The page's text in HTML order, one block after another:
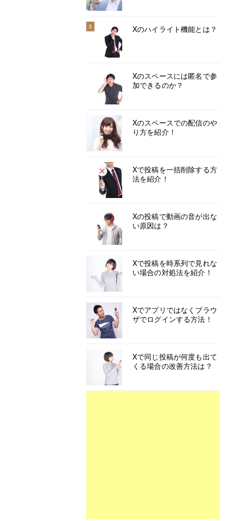
3 Xのハイライト機能とは？
Xのスペースには匿名で参
加できるのか？
Xのスペースでの配信のや
り方を紹介！
Xで投稿を一括削除する方
法を紹介！
Xの投稿で動画の音が出な
い原因は？
Xで投稿を時系列で見れな
い場合の対処法を紹介！
Xでアプリではなくブラウ
ザでログインする方法！
Xで同じ投稿が何度も出て
くる場合の改善方法は？